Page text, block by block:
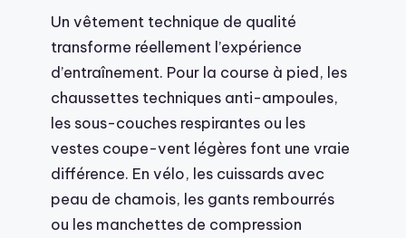
Un vêtement technique de qualité
transforme réellement l’expérience
d’entraînement. Pour la course à pied, les
chaussettes techniques anti-ampoules,
les sous-couches respirantes ou les
vestes coupe-vent légères font une vraie
différence. En vélo, les cuissards avec
peau de chamois, les gants rembourrés
ou les manchettes de compression